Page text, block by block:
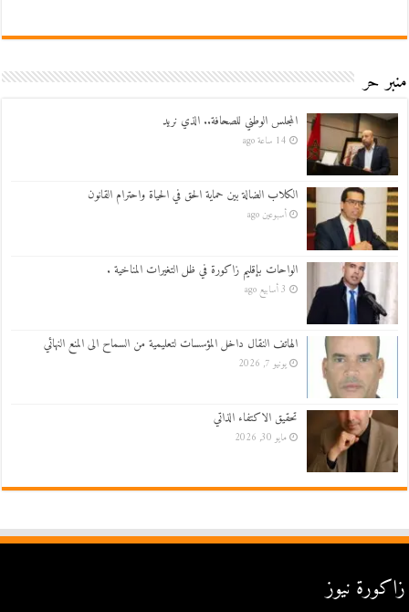
منبر حر
المجلس الوطني للصحافة.. الذي نريد
14 ساعة ago
الكلاب الضالة بين حماية الحق في الحياة واحترام القانون
أسبوعين ago
الواحات بإقليم زاكورة في ظل التغيرات المناخية .
3 أسابيع ago
الهاتف النقال داخل المؤسسات لتعليمية من السماح الى المنع النهائي
يونيو 7, 2026
تحقيق الاكتفاء الذاتي
مايو 30, 2026
زاكورة نيوز